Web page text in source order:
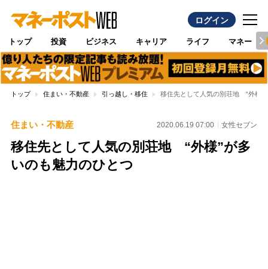
ログイン
トップ 投資 ビジネス キャリア ライフ マネー
トップ 住まい・不動産 引っ越し・移住 移住先として人気の別荘地 “外様”
住まい・不動産 2020.06.19 07:00 女性セブン
移住先として人気の別荘地 “外様”が多
いのも魅力のひとつ